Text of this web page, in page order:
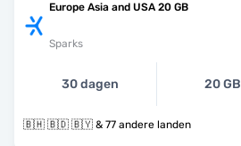
Europe Asia and USA 20 GB
Sparks
30 dagen 20 GB
🇧🇭 🇧🇩 🇧🇾 & 77 andere landen